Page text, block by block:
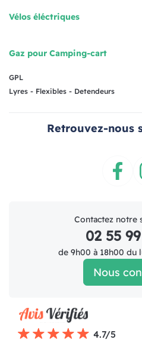
Vélos éléctriques
Gaz pour Camping-cart
GPL
Lyres - Flexibles - Detendeurs
Retrouvez-nous
Contactez notre
02 55
de 9h00 à 18h00 du
Nous
4.7/5